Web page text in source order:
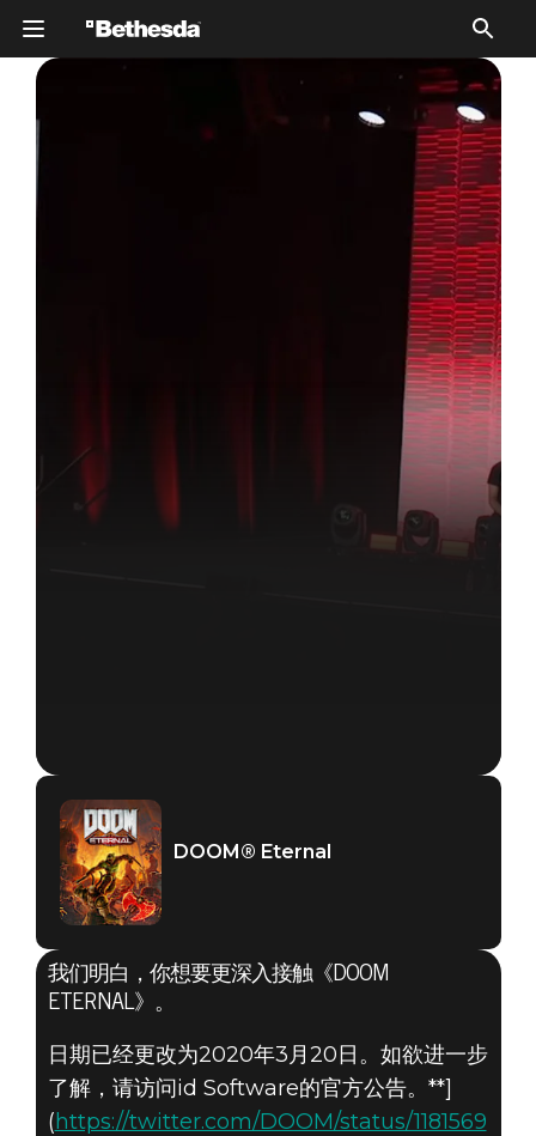
DOOM® Eternal
2019年8月03日
DOOM® Eternal
我们明白，你想要更深入接触《DOOM
ETERNAL》。
日期已经更改为2020年3月20日。如欲进一步
了解，请访问id Software的官方公告。**]
(https://twitter.com/DOOM/status/1181569